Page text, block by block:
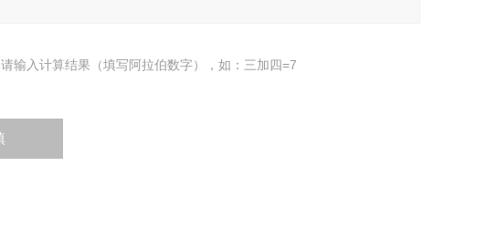
请输入计算结果（填写阿拉伯数字），如：三加四=7